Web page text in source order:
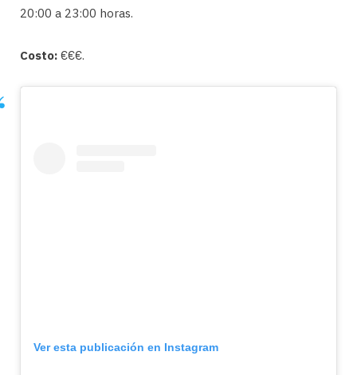
20:00 a 23:00 horas.
Costo: €€€.
Ver esta publicación en Instagram